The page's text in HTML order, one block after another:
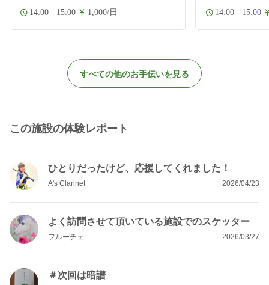
14:00 - 15:00 1,000/日 14:00 - 15:00
すべての他のお手伝いを見る
この施設の体験レポート
ひとりだったけど、応援してくれました！
A's Clarinet 2026/04/23
よく訪問させて頂いている施設でのスケッター
フルーチェ 2026/03/27
＃次回は暗譜